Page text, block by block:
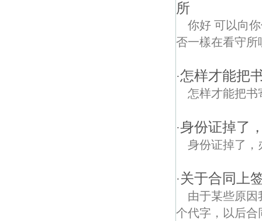
所
你好 可以向
否一樣在看守所
·怎样才能把
怎样才能把书
·身份证掉了
身份证掉了，
·关于合同上
由于某些原
个代字，以后合